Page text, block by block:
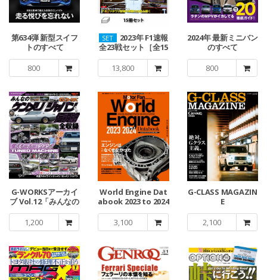
第634弾 新型スイフ
トのすべて
800
SET
2023年 F1速報
全23戦セット［全15
冊］
13,800
2024年 最新ミニバン
のすべて
800
G-WORKSアーカイ
ブ Vol.12「みんなの
ケンメリ／ジャパ
ン」伝説編
1,200
World Engine Dat
abook 2023 to 2024
3,100
G-CLASS MAGAZIN
E
2,100